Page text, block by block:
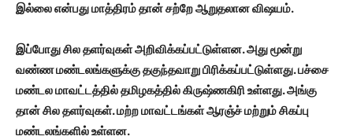
இல்லை என்பது மாத்திரம் தான் சற்றே ஆறுதலான விஷயம்.
இப்போது சில தளர்வுகள் அறிவிக்கப்பட்டுள்ளன. அது மூன்று
வண்ண மண்டலங்களுக்கு தகுந்தவாறு பிரிக்கப்பட்டுள்ளது. பச்சை
மண்டல மாவட்டத்தில் தமிழகத்தில் கிருஷ்ணகிரி உள்ளது. அங்கு
தான் சில தளர்வுகள். மற்ற மாவட்டங்கள் ஆரஞ்ச் மற்றும் சிகப்பு
மண்டலங்களில் உள்ளன.